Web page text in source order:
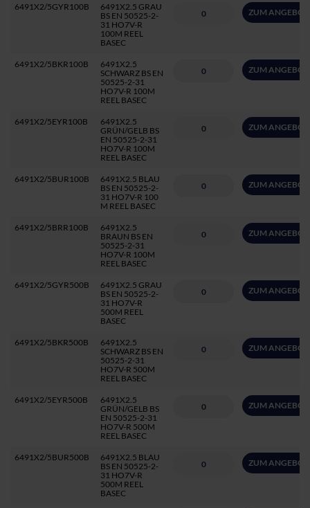
6491X2/5GYR100B
6491X2.5 GRAU
BS EN 50525-2-
31 HO7V-R
100M REEL
BASEC
ZUM
6491X2/5BKR100B
6491X2.5
SCHWARZ BS EN
50525-2-31
HO7V-R 100M
REEL BASEC
ZUM
6491X2/5EYR100B
6491X2.5
GRÜN/GELB BS
EN 50525-2-31
HO7V-R 100M
REEL BASEC
ZUM
6491X2/5BUR100B
6491X2.5 BLAU
BS EN 50525-2-
31 HO7V-R 100
M REEL BASEC
ZUM
6491X2/5BRR100B
6491X2.5
BRAUN BS EN
50525-2-31
HO7V-R 100M
REEL BASEC
ZUM
6491X2/5GYR500B
6491X2.5 GRAU
BS EN 50525-2-
31 HO7V-R
500M REEL
BASEC
ZUM
6491X2/5BKR500B
6491X2.5
SCHWARZ BS EN
50525-2-31
HO7V-R 500M
REEL BASEC
ZUM
6491X2/5EYR500B
6491X2.5
GRÜN/GELB BS
EN 50525-2-31
HO7V-R 500M
REEL BASEC
ZUM
6491X2/5BUR500B
6491X2.5 BLAU
BS EN 50525-2-
31 HO7V-R
500M REEL
BASEC
ZUM